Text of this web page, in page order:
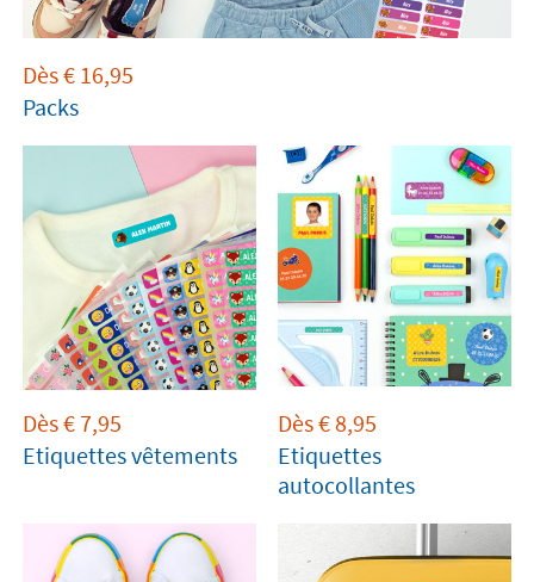
Stiketsselon vos envies.
Dès€ 16,95
Packs
Dès€7,95
Etiquettes vêtements
Dès€8,95
Etiquettes
autocollantes